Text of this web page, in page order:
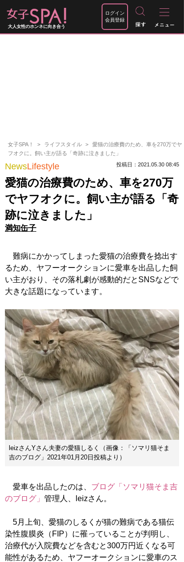
大人女性のホンネに向き合う
ログイン
会員登録
女子SPA！ ライフスタイル
愛猫の治療費のため、車を270万でヤ
フオクに。飼い主が語る「奇跡に泣きました」
NewsLifestyle 投稿日：2021.05.30 08:45
愛猫の治療費のため、車を270万
でヤフオクに。飼い主が語る「奇
跡に泣きました」
満知缶子
難病にかかってしまった愛猫の治療費を捻出す
るため、ヤフーオークションに愛車を出品した飼
い主がおり、その落札劇が感動的だとSNSなどで
大きな話題になっています。
leizさんYさん夫妻の愛猫しるく（画像：「ソマリ猫そま
吉のブログ」2021年01月20日投稿より）
愛車を出品したのは、 ブログ「ソマリ猫そま吉
のブログ」 管理人、leizさん。
5月上旬、愛猫のしるくが猫の難病である猫伝
染性腹膜炎（FIP）に罹っていることが判明し、
治療代が入院費などを含むと300万円近くなる可
能性があるため、ヤフーオークションに愛車のス